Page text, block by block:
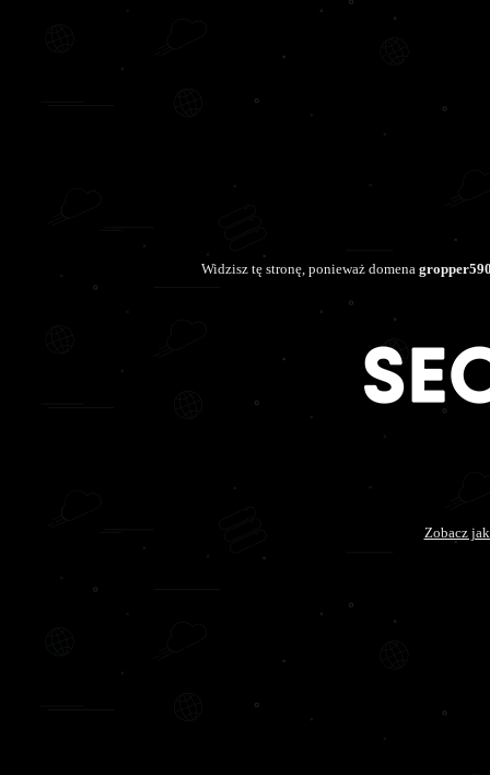
Widzisz tę stronę, ponieważ domena
Zobacz